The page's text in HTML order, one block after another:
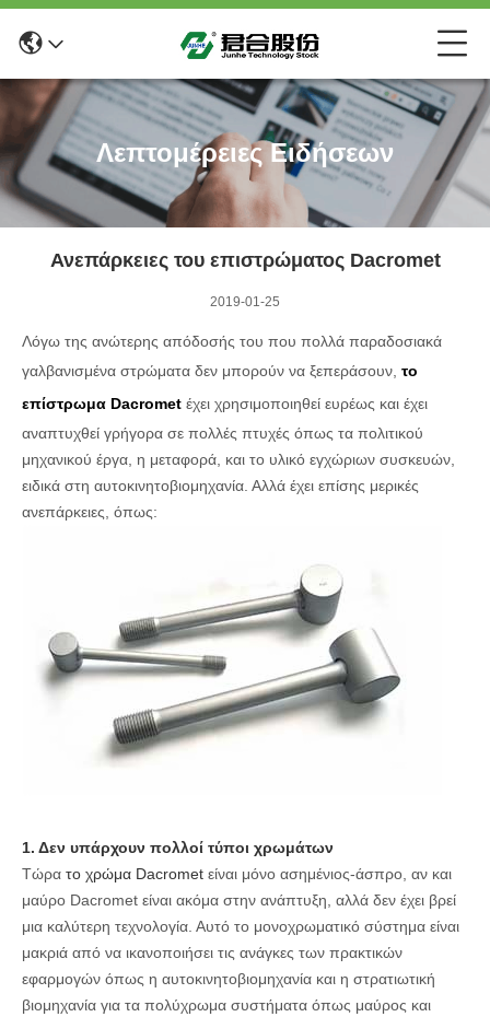
Λεπτομέρειες Ειδήσεων
Ανεπάρκειες του επιστρώματος Dacromet
2019-01-25
Λόγω της ανώτερης απόδοσής του που πολλά παραδοσιακά
γαλβανισμένα στρώματα δεν μπορούν να ξεπεράσουν, το
επίστρωμα Dacromet έχει χρησιμοποιηθεί ευρέως και έχει
αναπτυχθεί γρήγορα σε πολλές πτυχές όπως τα πολιτικού
μηχανικού έργα, η μεταφορά, και το υλικό εγχώριων συσκευών,
ειδικά στη αυτοκινητοβιομηχανία. Αλλά έχει επίσης μερικές
ανεπάρκειες, όπως:
1. Δεν υπάρχουν πολλοί τύποι χρωμάτων
Τώρα το χρώμα Dacromet είναι μόνο ασημένιος-άσπρο, αν και
μαύρο Dacromet είναι ακόμα στην ανάπτυξη, αλλά δεν έχει βρεί
μια καλύτερη τεχνολογία. Αυτό το μονοχρωματικό σύστημα είναι
μακριά από να ικανοποιήσει τις ανάγκες των πρακτικών
εφαρμογών όπως η αυτοκινητοβιομηχανία και η στρατιωτική
βιομηχανία για τα πολύχρωμα συστήματα όπως μαύρος και